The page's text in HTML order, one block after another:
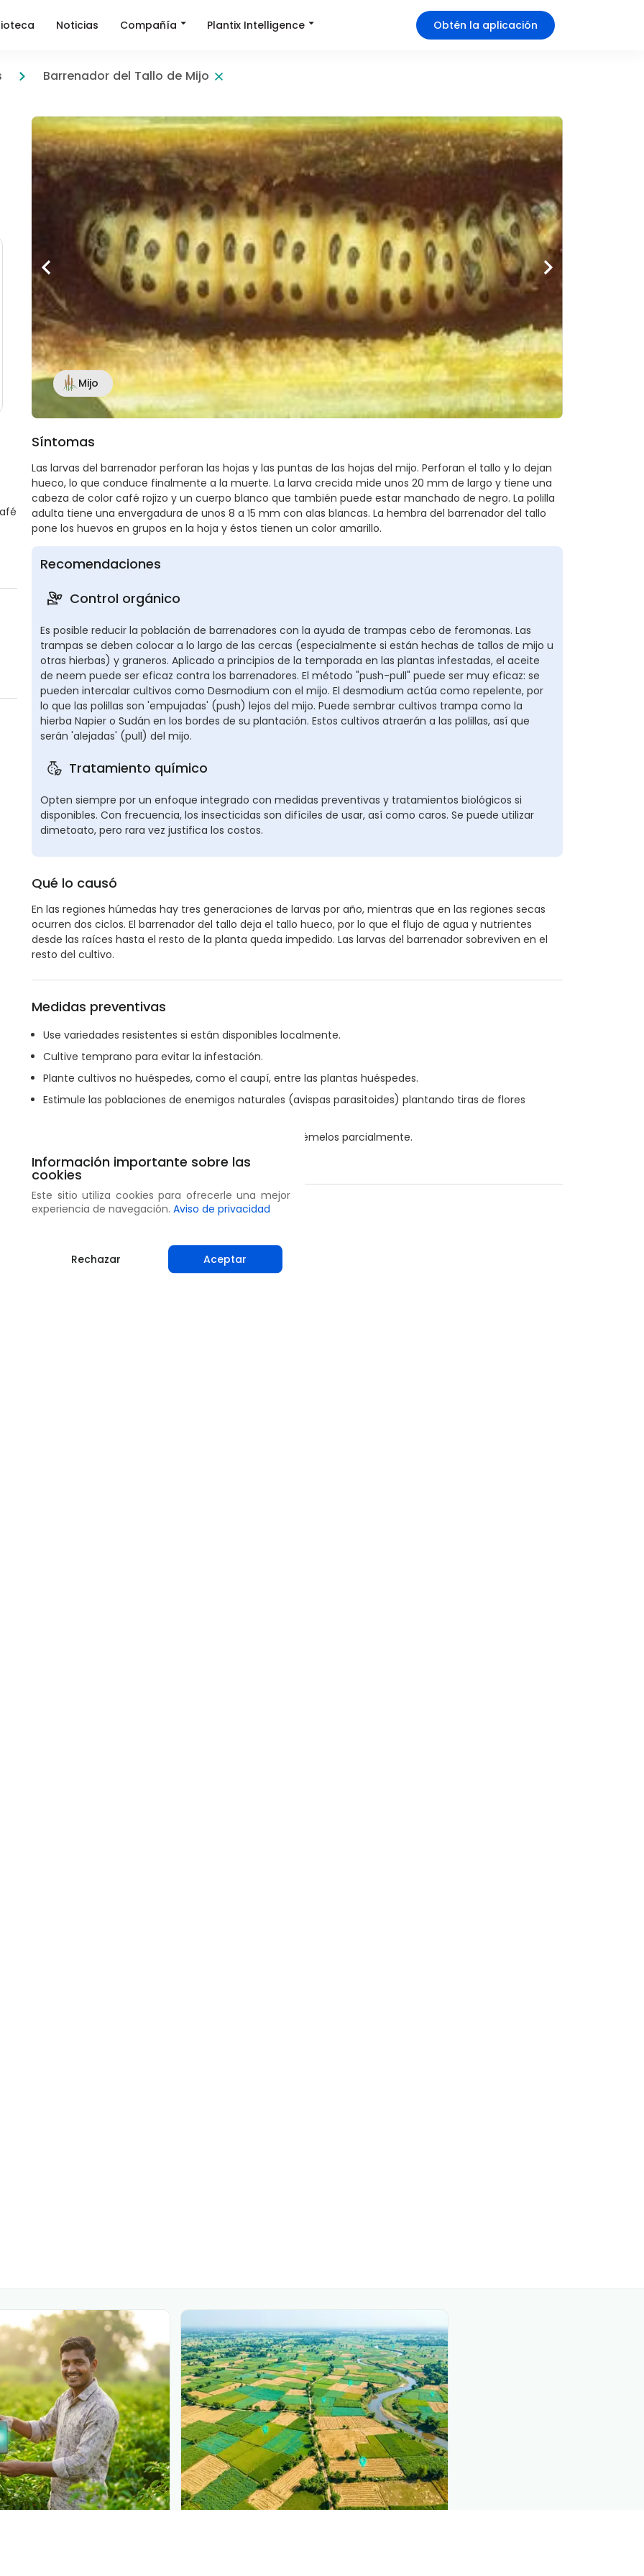
Noticias Compañía Plantix Intelligence Obtén la aplicación
Barrenador del Tallo de Mijo
Mijo
Síntomas
Las larvas del barrenador perforan las hojas y las puntas de las hojas del mijo. Perforan el tallo y lo dejan
hueco, lo que conduce finalmente a la muerte. La larva crecida mide unos 20 mm de largo y tiene una
cabeza de color café rojizo y un cuerpo blanco que también puede estar manchado de negro. La polilla
adulta tiene una envergadura de unos 8 a 15 mm con alas blancas. La hembra del barrenador del tallo
pone los huevos en grupos en la hoja y éstos tienen un color amarillo.
Recomendaciones
Control orgánico
Es posible reducir la población de barrenadores con la ayuda de trampas cebo de feromonas. Las
trampas se deben colocar a lo largo de las cercas (especialmente si están hechas de tallos de mijo u
otras hierbas) y graneros. Aplicado a principios de la temporada en las plantas infestadas, el aceite
de neem puede ser eficaz contra los barrenadores. El método "push-pull" puede ser muy eficaz: se
pueden intercalar cultivos como Desmodium con el mijo. El desmodium actúa como repelente, por
lo que las polillas son 'empujadas' (push) lejos del mijo. Puede sembrar cultivos trampa como la
hierba Napier o Sudán en los bordes de su plantación. Estos cultivos atraerán a las polillas, así que
serán 'alejadas' (pull) del mijo.
Tratamiento químico
Opten siempre por un enfoque integrado con medidas preventivas y tratamientos biológicos si
disponibles. Con frecuencia, los insecticidas son difíciles de usar, así como caros. Se puede utilizar
dimetoato, pero rara vez justifica los costos.
Qué lo causó
En las regiones húmedas hay tres generaciones de larvas por año, mientras que en las regiones secas
ocurren dos ciclos. El barrenador del tallo deja el tallo hueco, por lo que el flujo de agua y nutrientes
desde las raíces hasta el resto de la planta queda impedido. Las larvas del barrenador sobreviven en el
resto del cultivo.
Medidas preventivas
Use variedades resistentes si están disponibles localmente.
Cultive temprano para evitar la infestación.
Plante cultivos no huéspedes, como el caupí, entre las plantas huéspedes.
Estimule las poblaciones de enemigos naturales (avispas parasitoides) plantando tiras de flores
Si los tallos se utilizan para construir estructuras, quémelos parcialmente.
Limpie y destruya todos los residuos de la cosecha.
Compartir
Información importante sobre las
cookies
Este sitio utiliza cookies para ofrecerle una mejor
experiencia de navegación. Aviso de privacidad
Rechazar Aceptar